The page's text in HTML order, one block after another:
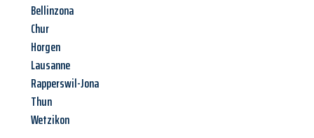
Bellinzona
Chur
Horgen
Lausanne
Rapperswil-Jona
Thun
Wetzikon